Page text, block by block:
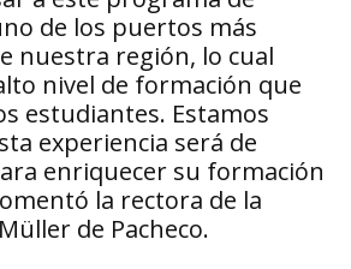
de los puertos más
nuestra región, lo cual
nivel de formación que
estudiantes. Estamos
experiencia será de
enriquecer su formación
la rectora de la
de Pacheco.